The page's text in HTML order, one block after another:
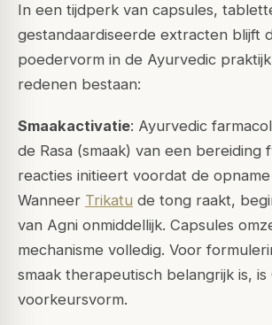
In een tijdperk van capsules,
gestandaardiseerde extracten blijft
poedervorm in de Ayurvedic
redenen bestaan:
Smaakactivatie: Ayurvedic
de Rasa (smaak) van een bereiding
reacties initieert voordat de
Wanneer Trikatu de tong raakt,
van Agni onmiddellijk. Capsules
mechanisme volledig. Voor
smaak therapeutisch belangrijk is, is
voorkeursvorm.